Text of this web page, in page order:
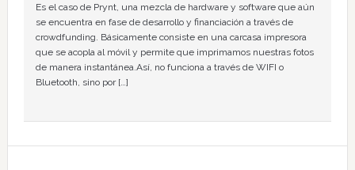
Es el caso de Prynt, una mezcla de hardware y software que aún
se encuentra en fase de desarrollo y financiación a través de
crowdfunding. Básicamente consiste en una carcasa impresora
que se acopla al móvil y permite que imprimamos nuestras fotos
de manera instantánea.Así, no funciona a través de WIFI o
Bluetooth, sino por […]